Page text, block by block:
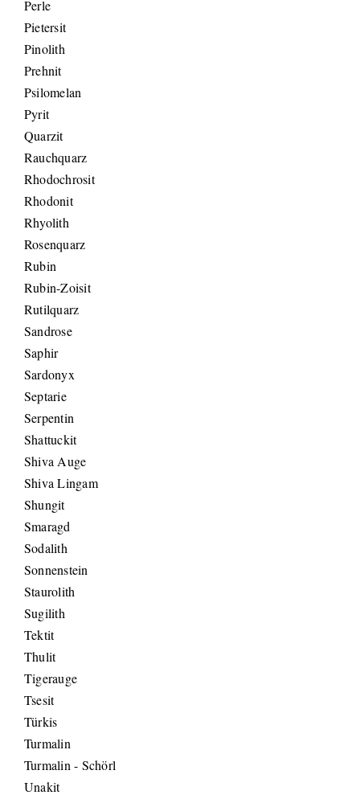
Perle
Pietersit
Pinolith
Prehnit
Psilomelan
Pyrit
Quarzit
Rauchquarz
Rhodochrosit
Rhodonit
Rhyolith
Rosenquarz
Rubin
Rubin-Zoisit
Rutilquarz
Sandrose
Saphir
Sardonyx
Septarie
Serpentin
Shattuckit
Shiva Auge
Shiva Lingam
Shungit
Smaragd
Sodalith
Sonnenstein
Staurolith
Sugilith
Tektit
Thulit
Tigerauge
Tsesit
Türkis
Turmalin
Turmalin - Schörl
Unakit